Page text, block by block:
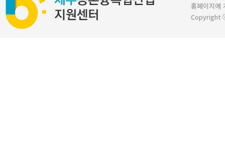
홈페이지에
Copyright